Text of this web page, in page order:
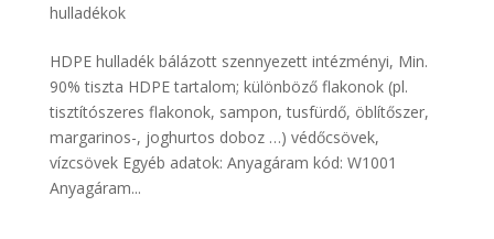
hulladékok
HDPE hulladék bálázott szennyezett intézményi, Min.
90% tiszta HDPE tartalom; különböző flakonok (pl.
tisztítószeres flakonok, sampon, tusfürdő, öblítőszer,
margarinos-, joghurtos doboz …) védőcsövek,
vízcsövek Egyéb adatok: Anyagáram kód: W1001
Anyagáram...